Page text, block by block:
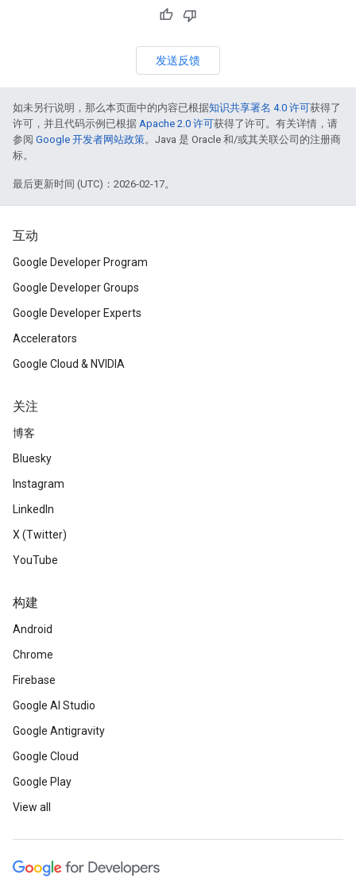
发送反馈
如未另行说明，那么本页面中的内容已根据知识共享署名 4.0 许可获得了
许可，并且代码示例已根据 Apache 2.0 许可获得了许可。有关详情，请
参阅 Google 开发者网站政策。Java 是 Oracle 和/或其关联公司的注册商
标。
最后更新时间 (UTC)：2026-02-17。
互动
Google Developer Program
Google Developer Groups
Google Developer Experts
Accelerators
Google Cloud & NVIDIA
关注
博客
Bluesky
Instagram
LinkedIn
X (Twitter)
YouTube
构建
Android
Chrome
Firebase
Google AI Studio
Google Antigravity
Google Cloud
Google Play
View all